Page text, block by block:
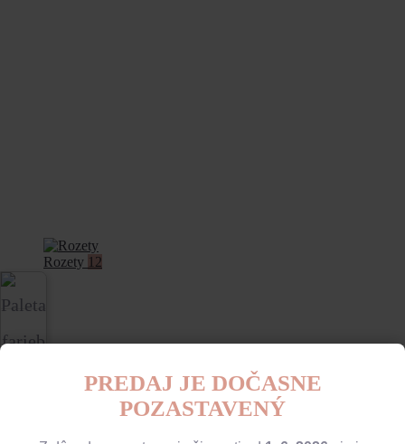
Rozety 12
PREDAJ JE DOČASNE
POZASTAVENÝ